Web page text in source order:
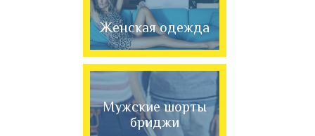
Женская одежда
Мужские шорты
бриджи